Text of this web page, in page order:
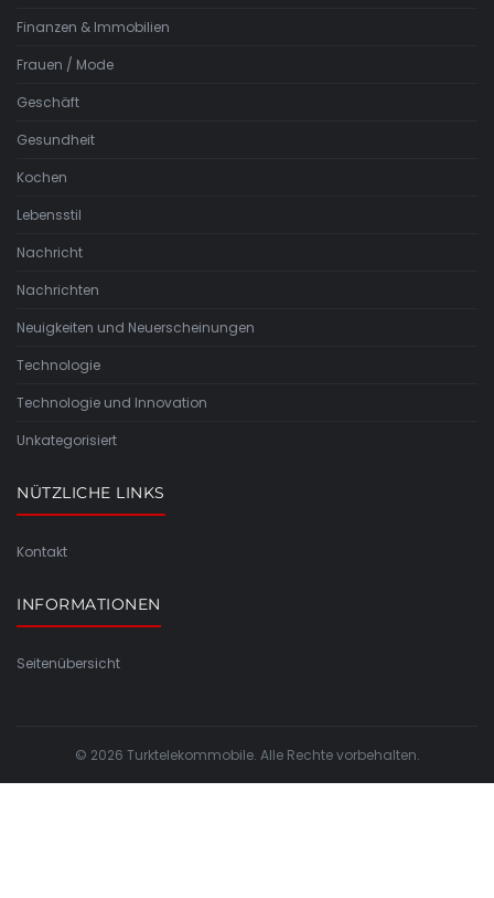
Finanzen & Immobilien
Frauen / Mode
Geschäft
Gesundheit
Kochen
Lebensstil
Nachricht
Nachrichten
Neuigkeiten und Neuerscheinungen
Technologie
Technologie und Innovation
Unkategorisiert
NÜTZLICHE LINKS
Kontakt
INFORMATIONEN
Seitenübersicht
© 2026 Turktelekommobile. Alle Rechte vorbehalten.